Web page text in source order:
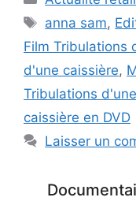
Étiquettes
anna sam,
Film Tribulations
d'une caissière,
Tribulations
caissière en DVD
Laisser un